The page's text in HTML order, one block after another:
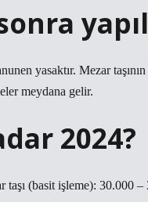
yasaktır. Mezar
meydana gelir.
2024?
taşı (basit işleme): 30.000